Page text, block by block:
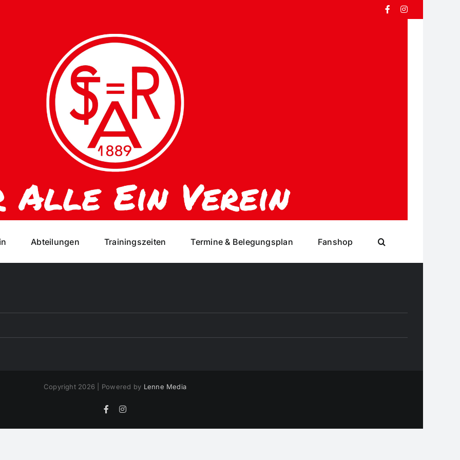
FacebookInstagram
Abteilungen Trainingszeiten Termine & Belegungsplan Fanshop
Copyright 2026 | Powered by Lenne Media
FacebookInstagram